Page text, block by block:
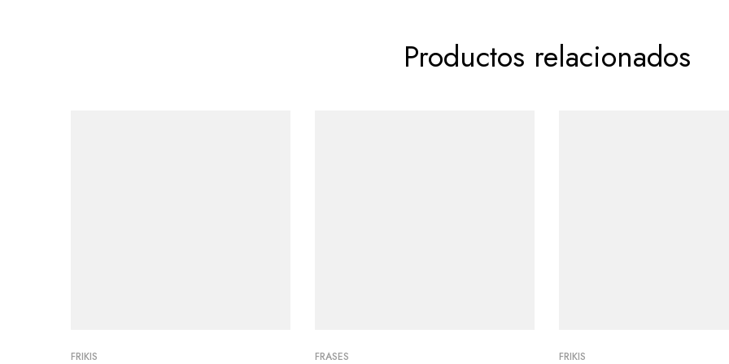
Productos relacionados
FRIKIS FRASES FRIKIS